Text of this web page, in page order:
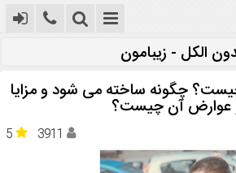
الکل - زیبامون
چگونه ساخته می شود و مزایا
عوارض آن چیست؟
5 3911